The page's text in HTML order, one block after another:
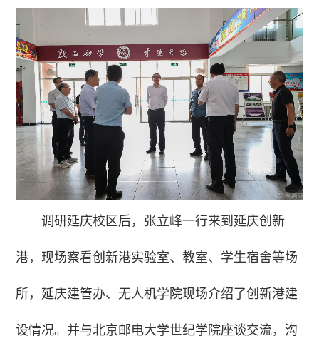
调研延庆校区后，张立峰一行来到延庆创新
港，现场察看创新港实验室、教室、学生宿舍等场
所，延庆建管办、无人机学院现场介绍了创新港建
设情况。并与北京邮电大学世纪学院座谈交流，沟